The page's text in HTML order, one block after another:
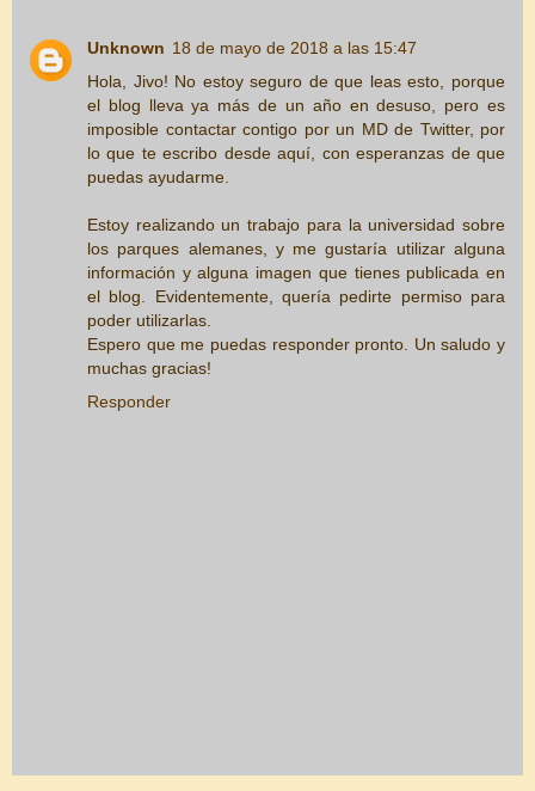
Unknown 18 de mayo de 2018 a las 15:47
Hola, Jivo! No estoy seguro de que leas esto, porque
el blog lleva ya más de un año en desuso, pero es
imposible contactar contigo por un MD de Twitter, por
lo que te escribo desde aquí, con esperanzas de que
puedas ayudarme.
Estoy realizando un trabajo para la universidad sobre
los parques alemanes, y me gustaría utilizar alguna
información y alguna imagen que tienes publicada en
el blog. Evidentemente, quería pedirte permiso para
poder utilizarlas.
Espero que me puedas responder pronto. Un saludo y
muchas gracias!
Responder